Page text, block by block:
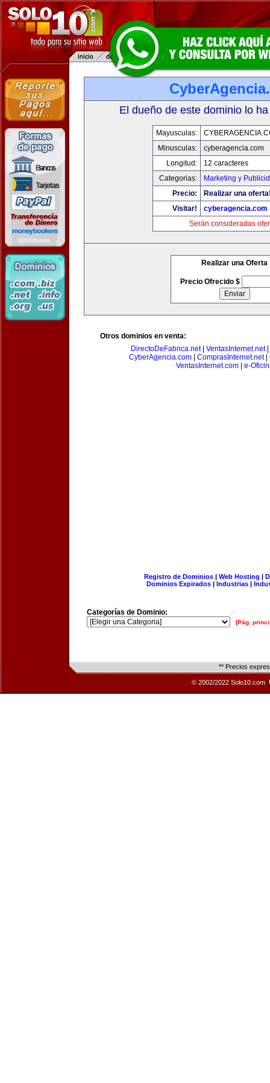
El dueño de este dominio lo
Mayusculas:
Minusculas:
cyberagencia.com
Longitud:
12 caracteres
Categorias:
Marketing y
Precio:
Realizar una
Visitar!
cyberagencia.com
Serán consideradas
Realizar una Oferta
Precio Ofrecido $
Otros dominios en venta:
DirectoDeFabrica.net| VentasInternet.net|
CyberAgencia.com| ComprasInternet.net|
VentasInternet.com
e-
Registro de Dominios| Web Hosting |
Dominios Expirados | Industrias |
Categorías de Dominio:
[Pág.
** Precios
© 2002/2022 Solo10.com